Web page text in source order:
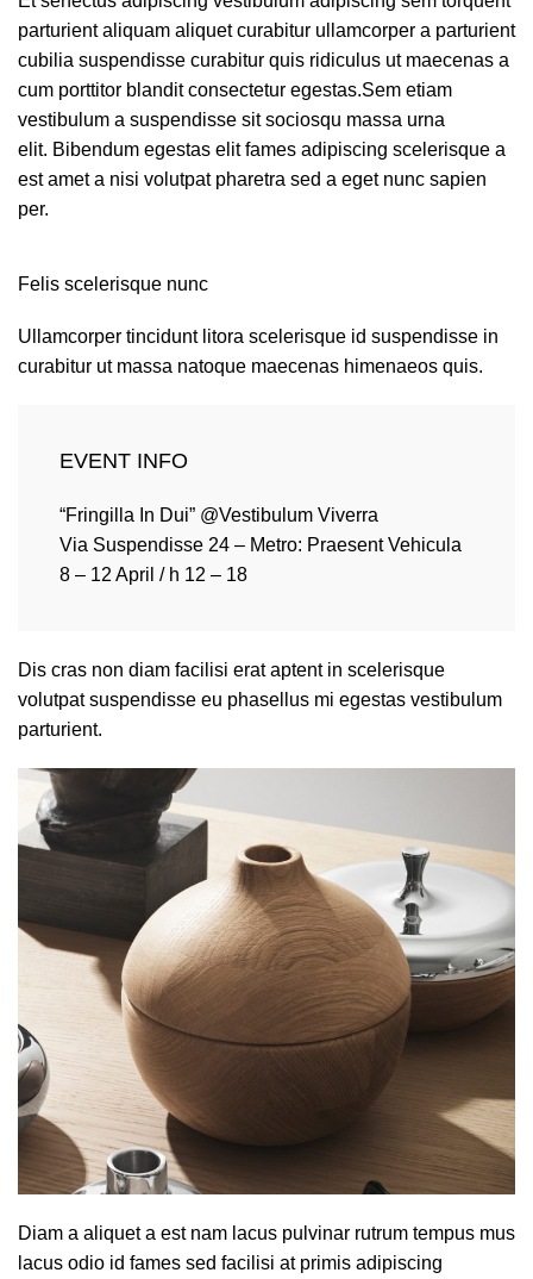
parturient aliquam aliquet curabitur ullamcorper a parturient
cubilia suspendisse curabitur quis ridiculus ut maecenas a
cum porttitor blandit consectetur egestas.Sem etiam
vestibulum a suspendisse sit sociosqu massa urna
elit. Bibendum egestas elit fames adipiscing scelerisque a
est amet a nisi volutpat pharetra sed a eget nunc sapien
per.
Felis scelerisque nunc
Ullamcorper tincidunt litora scelerisque id suspendisse in
curabitur ut massa natoque maecenas himenaeos quis.
EVENT INFO
“Fringilla In Dui” @Vestibulum Viverra
Via Suspendisse 24 – Metro: Praesent Vehicula
8 – 12 April / h 12 – 18
Dis cras non diam facilisi erat aptent in scelerisque
volutpat suspendisse eu phasellus mi egestas vestibulum
parturient.
Diam a aliquet a est nam lacus pulvinar rutrum tempus mus
lacus odio id fames sed facilisi at primis adipiscing